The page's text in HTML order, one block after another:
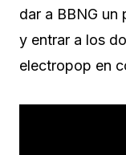
dar a BBNG
y entrar a los
electropop en